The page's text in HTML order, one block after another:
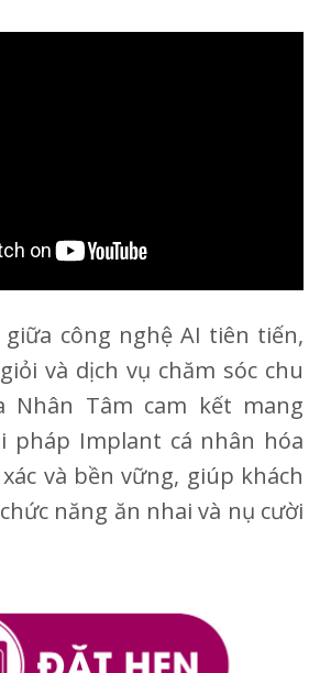
công nghệ AI tiên tiến,
và dịch vụ chăm sóc chu
Nhân Tâm cam kết mang
pháp Implant cá nhân hóa
và bền vững, giúp khách
năng ăn nhai và nụ cười